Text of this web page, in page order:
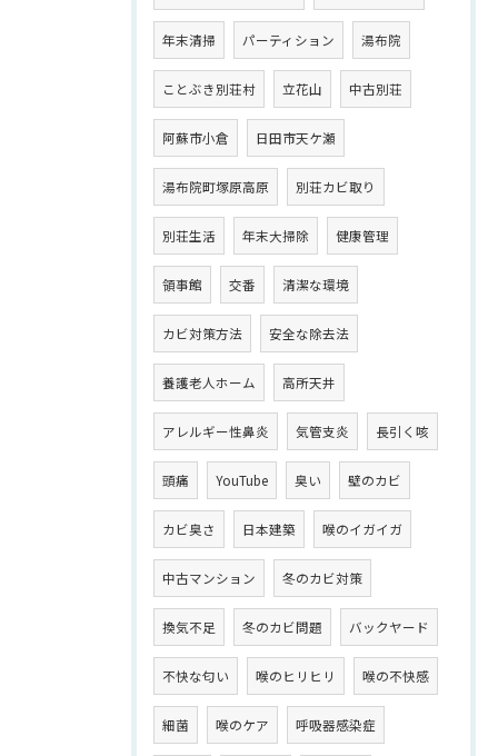
年末清掃 パーティション 湯布院
ことぶき別荘村 立花山 中古別荘
阿蘇市小倉 日田市天ケ瀬
湯布院町塚原高原 別荘カビ取り
別荘生活 年末大掃除 健康管理
領事館 交番 清潔な環境
カビ対策方法 安全な除去法
養護老人ホーム 高所天井
アレルギー性鼻炎 気管支炎 長引く咳
頭痛 YouTube 臭い 壁のカビ
カビ臭さ 日本建築 喉のイガイガ
中古マンション 冬のカビ対策
換気不足 冬のカビ問題 バックヤード
不快な匂い 喉のヒリヒリ 喉の不快感
細菌 喉のケア 呼吸器感染症